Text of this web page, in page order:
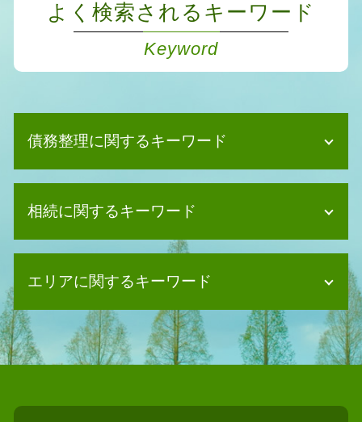
よく検索されるキーワード
Keyword
債務整理に関するキーワード
任意整理 住宅ローン
任意整理 賃貸契約
債務整理 クレジットカード
債務整理 司法書士 費用
自己破産 デメリット 車
自己破産 デメリット 仕事
相続に関するキーワード
相続 調査
相続放棄 書類
法定相続人とは
相続 進まない
相続放棄
エリアに関するキーワード
債務整理 司法書士 島本町
債務整理 司法書士 河南町